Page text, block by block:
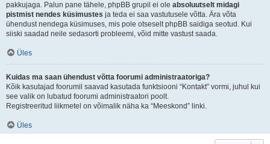
pakkujaga. Palun pane tähele, phpBB grupil ei ole absoluutselt midagi
pistmist nendes küsimustes ja teda ei saa vastutusele võtta. Ära võta
ühendust nendega küsimuses, mis pole otseselt phpBB saidiga seotud. Kui
siiski saadad neile sedasorti probleemi, võid mitte vastust saada.
Üles
Kuidas ma saan ühendust võtta foorumi administraatoriga?
Kõik kasutajad foorumil saavad kasutada funktsiooni “Kontakt” vormi, juhul kui
see valik on lubatud foorumi administraatori poolt.
Registreeritud liikmetel on võimalik näha ka “Meeskond” linki.
Üles